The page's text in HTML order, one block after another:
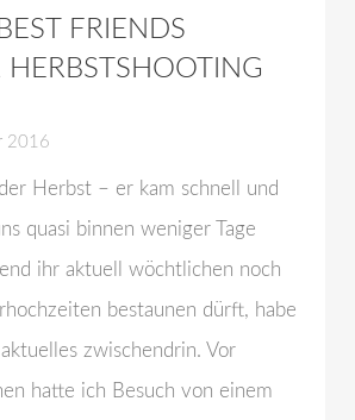
FRIENDS
HERBSTSHOOTING
2016
Herbst – er kam schnell und
quasi binnen weniger Tage
ihr aktuell wöchtlichen noch
bestaunen dürft, habe
zwischendrin. Vor
hatte ich Besuch von einem